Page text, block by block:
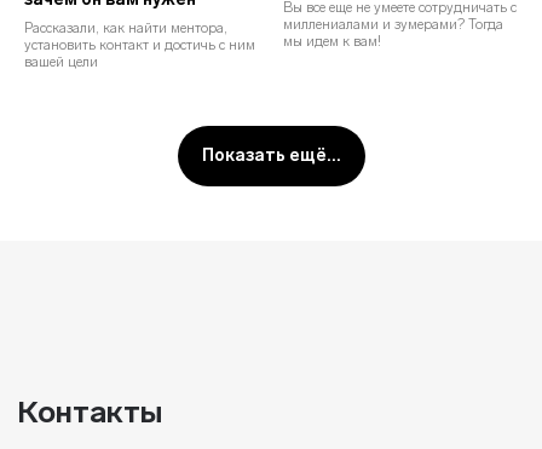
Рассказали, как найти ментора,
установить контакт и достичь с ним
вашей цели
Вы все еще не умеете сотрудничать с
миллениалами и зумерами? Тогда
мы идем к вам!
Показать ещё...